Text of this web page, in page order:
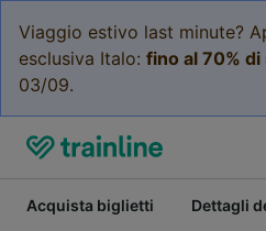
Viaggio estivo last minute?
esclusiva Italo: fino al 70%
03/09.
Acquista biglietti Dettagli